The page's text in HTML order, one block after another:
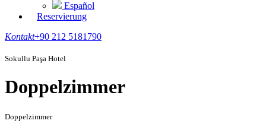
Español
Reservierung
Kontakt+90 212 5181790
Sokullu Paşa Hotel
Doppelzimmer
Doppelzimmer